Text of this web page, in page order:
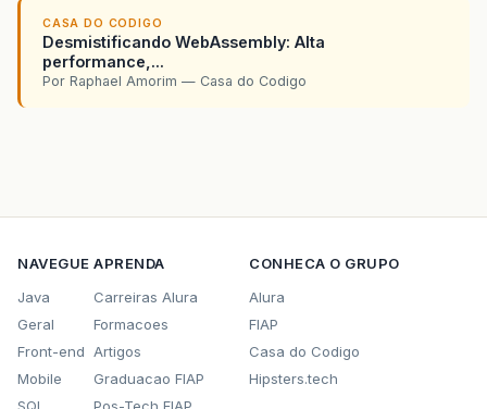
CASA DO CODIGO
Desmistificando WebAssembly: Alta
performance,...
Por Raphael Amorim — Casa do Codigo
NAVEGUE
Java
Geral
Front-end
Mobile
APRENDA
Carreiras Alura
Formacoes
Artigos
Graduacao FIAP
CONHECA O GRUPO
Alura
FIAP
Casa do Codigo
Hipsters.tech